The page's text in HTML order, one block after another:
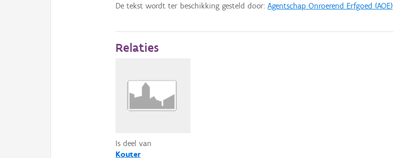
De tekst wordt ter beschikking gesteld door:Agentschap Onroerend Erfgoed (AOE)
Relaties
Is deel van
Kouter